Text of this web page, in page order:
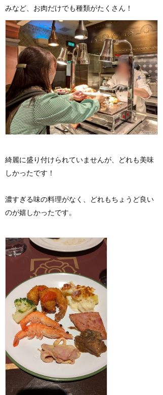
みなど、お肉だけでも種類がたくさん！
綺麗に盛り付けられていませんが、どれも美味
しかったです！
濃すぎる味の料理がなく、どれもちょうど良い
のが嬉しかったです。